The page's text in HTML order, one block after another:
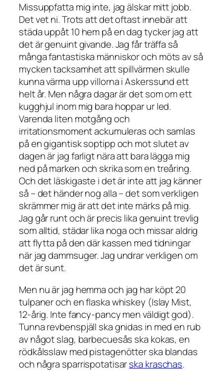
Missuppfatta mig inte, jag älskar mitt jobb.
Det vet ni. Trots att det oftast innebär att
städa uppåt 10 hem på en dag tycker jag att
det är genuint givande. Jag får träffa så
många fantastiska människor och möts av så
mycken tacksamhet att spillvärmen skulle
kunna värma upp villorna i Askerssund ett
helt år. Men några dagar är det som om ett
kugghjul inom mig bara hoppar ur led.
Varenda liten motgång och
irritationsmoment ackumuleras och samlas
på en gigantisk soptipp och mot slutet av
dagen är jag farligt nära att bara lägga mig
ned på marken och skrika som en treåring.
Och det läskigaste i det är inte att jag känner
så – det händer nog alla – det som verkligen
skrämmer mig är attdet inte märks på mig.
Jag går runt och är precis lika genuint trevlig
som alltid, städar lika noga och missar aldrig
att flytta på den där kassen med tidningar
när jag dammsuger. Jag undrar verkligen om
det är sunt.
Men nu är jag hemma och jag har köpt 20
tulpaner och en flaska whiskey (Islay Mist,
12-årig. Inte fancy-pancy men väldigt god).
Tunna revbenspjäll ska gnidas in med en rub
av något slag, barbecuesås ska kokas, en
rödkålsslaw med pistagenötter ska blandas
och några sparrispotatisarska kraschas.